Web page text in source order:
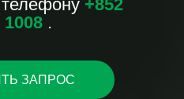
+852
1008 .
ЗАПРОС